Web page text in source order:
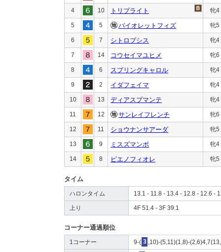
4 10 トリプライト 牝4
5 5 バイオレットフィズ 牝5
6 7 シトロプシス 牝4
7 14 コウセイマユヒメ 牝6
8 6 スプリングキャロル 牝4
9 2 イダフェイマ 牝4
10 13 ディアスプマンテ 牝4
11 12 サンレイフレンチ 牝6
12 11 ショウナンサアーダ 牝5
13 9 ミスズマンボ 牝4
14 8 ピエノフィオレ 牝5
タイム
ハロンタイム 13.1 - 11.8 - 13.4 - 12.8 - 12.6 -
上り 4F 51.4 - 3F 39.1
コーナー通過順位
1コーナー 9-( 3 ,10)-(5,11)(1,8)-